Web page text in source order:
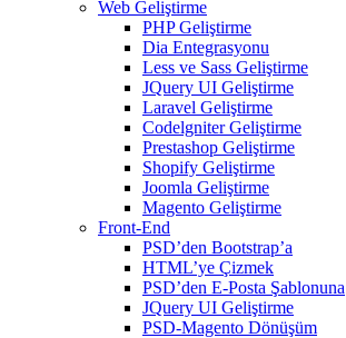
Web Geliştirme
PHP Geliştirme
Dia Entegrasyonu
Less ve Sass Geliştirme
JQuery UI Geliştirme
Laravel Geliştirme
Codelgniter Geliştirme
Prestashop Geliştirme
Shopify Geliştirme
Joomla Geliştirme
Magento Geliştirme
Front-End
PSD’den Bootstrap’a
HTML’ye Çizmek
PSD’den E-Posta Şablonuna
JQuery UI Geliştirme
PSD-Magento Dönüşüm